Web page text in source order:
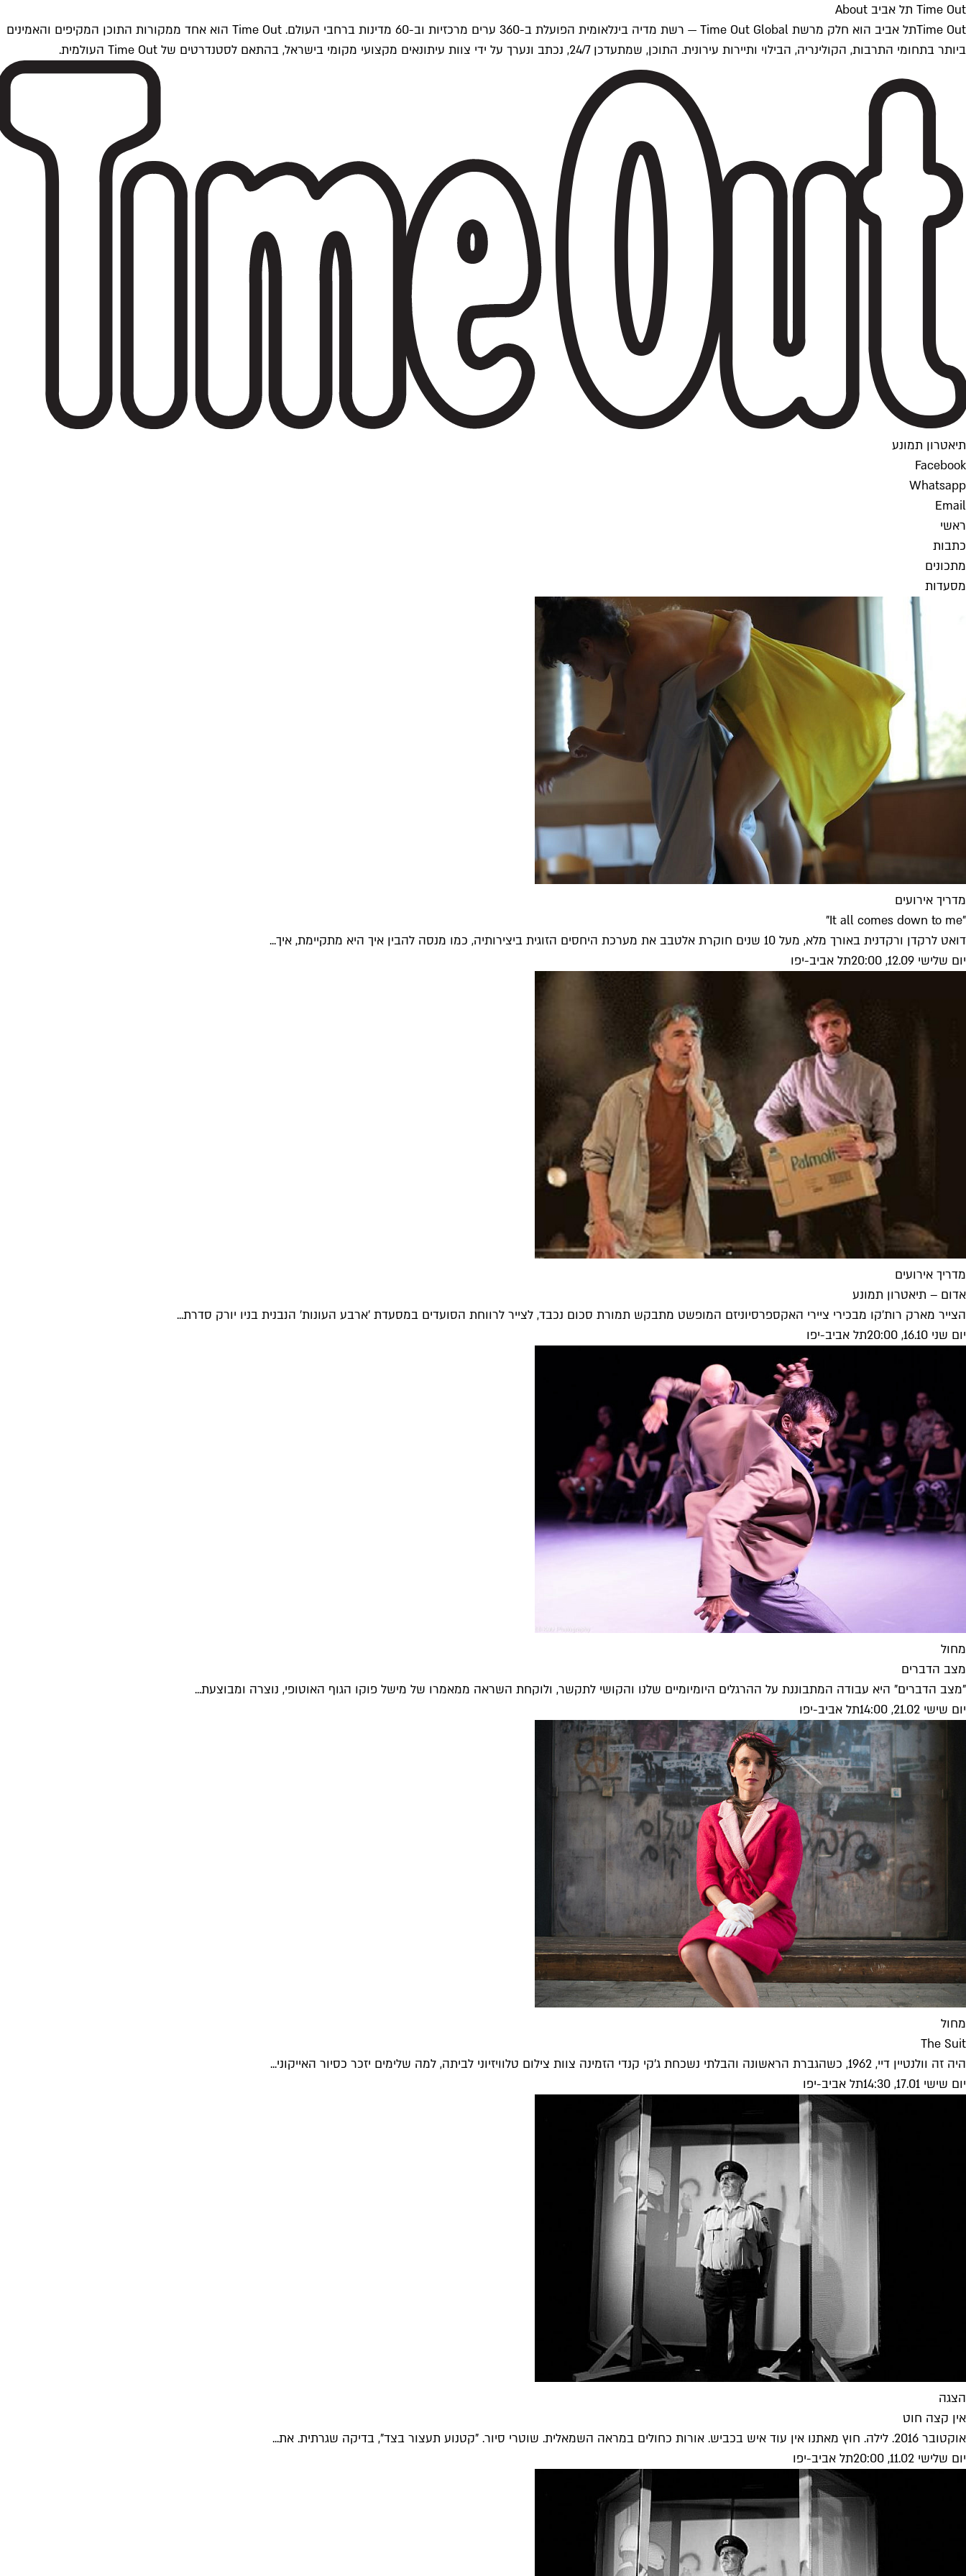
Time Out תל אביב About
Time Outתל אביב הוא חלק מרשת Time Out Global — רשת מדיה בינלאומית הפועלת ב-360 ערים מרכזיות וב-60 מדינות ברחבי העולם. Time Out הוא אחד ממקורות התוכן המקיפים והאמינים
ביותר בתחומי התרבות, הקולינריה, הבילוי ותיירות עירונית. התוכן, שמתעדכן 24/7, נכתב ונערך על ידי צוות עיתונאים מקצועי מקומי בישראל, בהתאם לסטנדרטים של Time Out העולמית.
תיאטרון תמונע
Facebook
Whatsapp
Email
ראשי
כתבות
מתכונים
מסעדות
מדריך אירועים
״It all comes down to me"
דואט לרקדן ורקדנית באורך מלא, מעל 10 שנים חוקרת אלטבב את מערכת היחסים הזוגית ביצירותיה, כמו מנסה להבין איך היא מתקיימת, איך...
יום שלישי 12.09, 20:00
תל אביב-יפו
מדריך אירועים
אדום – תיאטרון תמונע
הצייר מארק רות'קו מבכירי ציירי האקספרסיוניזם המופשט מתבקש תמורת סכום נכבד, לצייר לרווחת הסועדים במסעדת 'ארבע העונות' הנבנית בניו יורק סדרת...
יום שני 16.10, 20:00
תל אביב-יפו
מחול
מצב הדברים
"מצב הדברים" היא עבודה המתבוננת על ההרגלים היומיומיים שלנו והקושי לתקשר, ולוקחת השראה ממאמרו של מישל פוקו הגוף האוטופי, נוצרה ומבוצעת...
יום שישי 21.02, 14:00
תל אביב-יפו
מחול
The Suit
היה זה וולנטיין דיי, 1962, כשהגברת הראשונה והבלתי נשכחת ג'קי קנדי הזמינה צוות צילום טלוויזיוני לביתה, למה שלימים יזכר כסיור האייקוני...
יום שישי 17.01, 14:30
תל אביב-יפו
הצגה
אין קצה חוט
אוקטובר 2016. לילה. חוץ מאתנו אין עוד איש בכביש. אורות כחולים במראה השמאלית. שוטרי סיור. "קטנוע תעצור בצד", בדיקה שגרתית. את...
יום שלישי 11.02, 20:00
תל אביב-יפו